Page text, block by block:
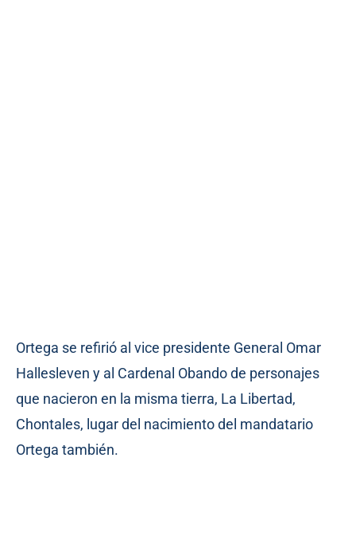
Ortega se refirió al vice presidente General Omar
Hallesleven y al Cardenal Obando de personajes
que nacieron en la misma tierra, La Libertad,
Chontales, lugar del nacimiento del mandatario
Ortega también.